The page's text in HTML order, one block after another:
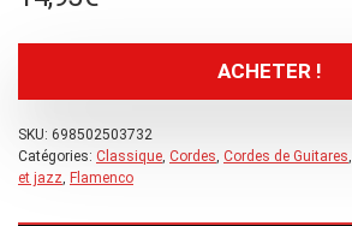
ACHETER !
SKU: 698502503732
Catégories: Classique, Cordes, Cordes de Guitares,
et jazz, Flamenco